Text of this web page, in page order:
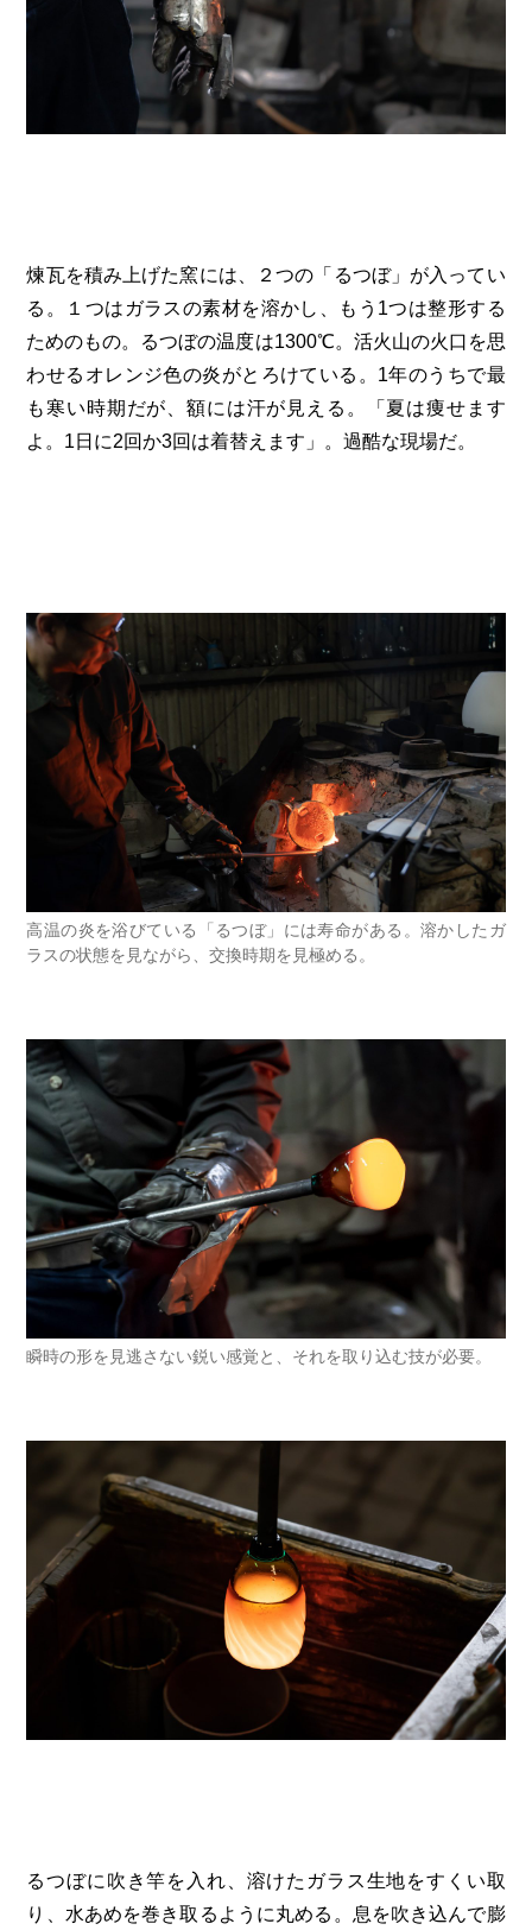
煉瓦を積み上げた窯には、２つの「るつぼ」が入ってい
る。１つはガラスの素材を溶かし、もう1つは整形する
ためのもの。るつぼの温度は1300℃。活火山の火口を思
わせるオレンジ色の炎がとろけている。1年のうちで最
も寒い時期だが、額には汗が見える。「夏は痩せます
よ。1日に2回か3回は着替えます」。過酷な現場だ。
高温の炎を浴びている「るつぼ」には寿命がある。溶かしたガ
ラスの状態を見ながら、交換時期を見極める。
瞬時の形を見逃さない鋭い感覚と、それを取り込む技が必要。
るつぼに吹き竿を入れ、溶けたガラス生地をすくい取
り、水あめを巻き取るように丸める。息を吹き込んで膨